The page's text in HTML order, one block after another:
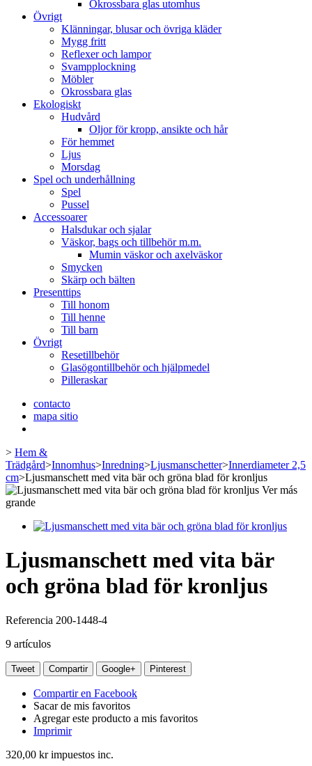
Okrossbara glas utomhus
Övrigt
Klänningar, blusar och övriga kläder
Mygg fritt
Reflexer och lampor
Svampplockning
Möbler
Okrossbara glas
Ekologiskt
Hudvård
Oljor för kropp, ansikte och hår
För hemmet
Ljus
Morsdag
Spel och underhållning
Spel
Pussel
Accessoarer
Halsdukar och sjalar
Väskor, bags och tillbehör m.m.
Mumin väskor och axelväskor
Smycken
Skärp och bälten
Presenttips
Till honom
Till henne
Till barn
Övrigt
Resetillbehör
Glasögontillbehör och hjälpmedel
Pilleraskar
contacto
mapa sitio
> Hem &
Trädgård>Innomhus>Inredning>Ljusmanschetter>Innerdiameter 2,5
cm>Ljusmanschett med vita bär och gröna blad för kronljus
Ver más
grande
Ljusmanschett med vita bär
och gröna blad för kronljus
Referencia 200-1448-4
9 artículos
Tweet Compartir Google+ Pinterest
Compartir en Facebook
Sacar de mis favoritos
Agregar este producto a mis favoritos
Imprimir
320,00 krimpuestos inc.